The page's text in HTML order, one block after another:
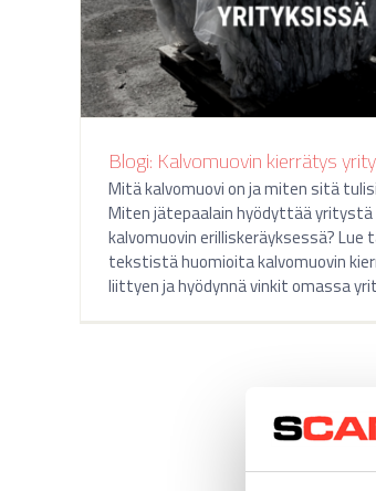
Blogi: Kalvomuovin kierrätys
Mitä kalvomuovi on ja miten sitä
Miten jätepaalain hyödyttää yritystä
kalvomuovin erilliskeräyksessä? Lue
tekstistä huomioita kalvomuovin
liittyen ja hyödynnä vinkit omassa